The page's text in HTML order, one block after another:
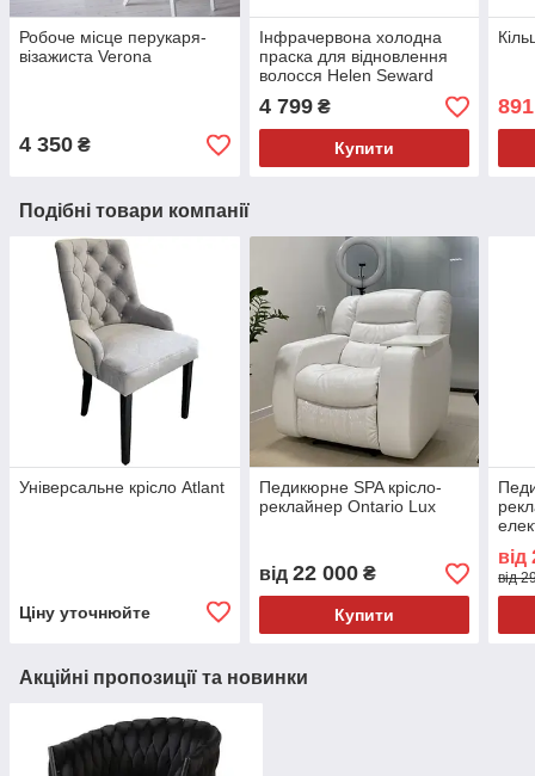
Робоче місце перукаря-
візажиста Verona
4 350 ₴
Інфрачервона холодна
праска для відновлення
волосся Helen Seward
4 799₴
Купити
891
Подібні товари компанії
Універсальне крісло Atlant
Ціну уточнюйте
Педикюрне SPA крісло-
реклайнер Ontario Lux
від 22 000₴
Купити
від
від
Акційні пропозиції та новинки